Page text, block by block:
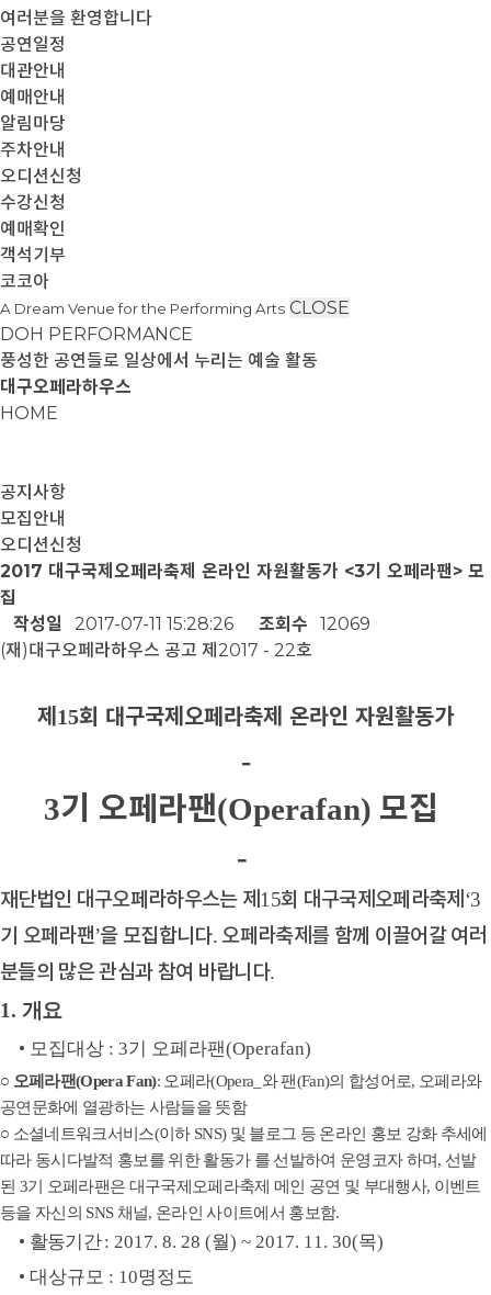
여러분을 환영합니다
공연일정
대관안내
예매안내
알림마당
주차안내
오디션신청
수강신청
예매확인
객석기부
코코아
A Dream Venue for the Performing Arts CLOSE
DOH PERFORMANCE
풍성한 공연들로 일상에서 누리는 예술 활동
대구오페라하우스
HOME
공지사항
모집안내
오디션신청
2017 대구국제오페라축제 온라인 자원활동가 <3기 오페라팬> 모
집
작성일
2017-07-11 15:28:26 조회수
12069
( 재 ) 대구오페라하우스 공고 제 2017 - 22 호
제 15회 대구국제오페라축제 온라인 자원활동가
-
3기 오페라팬(Operafan) 모집
-
재단법인 대구오페라하우스는 제 15회 대구국제오페라축제 ‘3
기 오페라팬’을 모집합니다. 오페라축제를 함께 이끌어갈 여러
분들의 많은 관심과 참여 바랍니다.
1. 개요
• 모집대상 : 3기 오페라팬(Operafan)
○ 오페라팬(Opera Fan): 오페라(Opera_와 팬(Fan)의 합성어로, 오페라와
공연문화에 열광하는 사람들을 뜻함
○ 소셜네트워크서비스(이하 SNS) 및 블로그 등 온라인 홍보 강화 추세에
따라 동시다발적 홍보를 위한 활동가 를 선발하여 운영코자 하며, 선발
된 3기 오페라팬은 대구국제오페라축제 메인 공연 및 부대행사, 이벤트
등을 자신의 SNS 채널, 온라인 사이트에서 홍보함.
• 활동기간: 2017. 8. 28 (월) ~ 2017. 11. 30(목)
• 대 상규모 : 10명정도